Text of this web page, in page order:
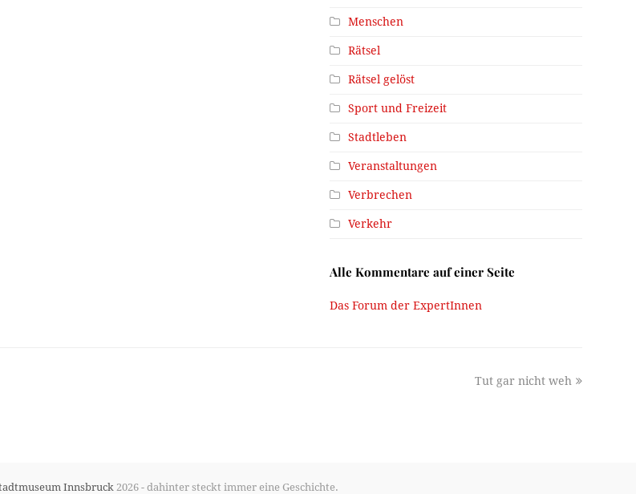
Menschen
Rätsel
Rätsel gelöst
Sport und Freizeit
Stadtleben
Veranstaltungen
Verbrechen
Verkehr
Alle Kommentare auf einer Seite
Das Forum der ExpertInnen
next
Tut gar nicht weh
Innsbruck 2026 - dahinter steckt immer eine Geschichte.